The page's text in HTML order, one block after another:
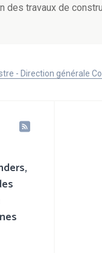
des travaux de
- Direction générale